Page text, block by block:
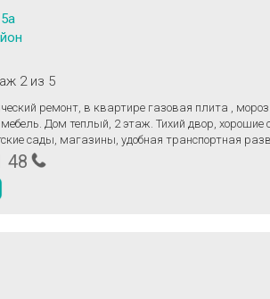
2из 5
ремонт, в квартире газовая плита ,
Дом теплый, 2 этаж. Тихий двор, хорошие
сады, магазины, удобная транспортная
000 (тысяч) рублей + электричество. Без
48